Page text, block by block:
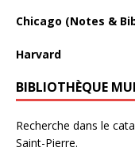
Chicago (Notes &
Harvard
BIBLIOTHÈQUE
Recherche dans le
Saint-Pierre.